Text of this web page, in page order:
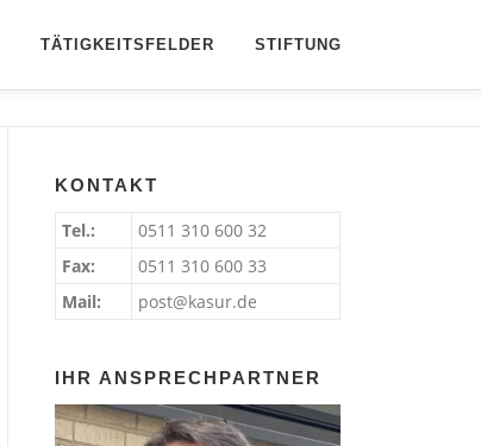
TÄTIGKEITSFELDER STIFTUNG
KONTAKT
Tel.:
0511 310 600 32
Fax:
0511 310 600 33
Mail:
post@kasur.de
IHR ANSPRECHPARTNER